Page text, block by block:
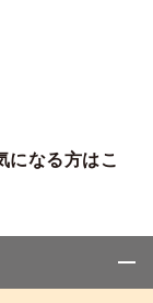
になる方はこ